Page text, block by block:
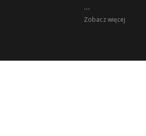
...
Zobacz więcej